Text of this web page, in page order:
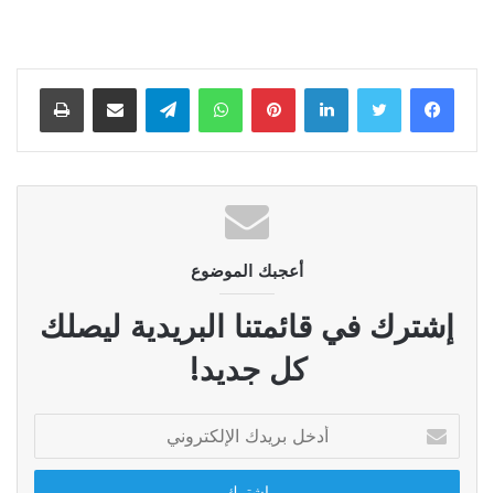
لينكدإن بينتيريستواتساب تيلقرام مشاركة عبر البريد طباعة
أعجبك الموضوع
إشترك في قائمتنا البريدية ليصلك
كل جديد!
بريدك
الإلكتروني